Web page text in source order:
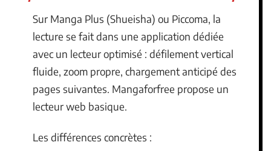
Sur Manga Plus (Shueisha) ou Piccoma, la
lecture se fait dans une application dédiée
avec un lecteur optimisé : défilement vertical
fluide, zoom propre, chargement anticipé des
pages suivantes. Mangaforfree propose un
lecteur web basique.
Les différences concrètes :